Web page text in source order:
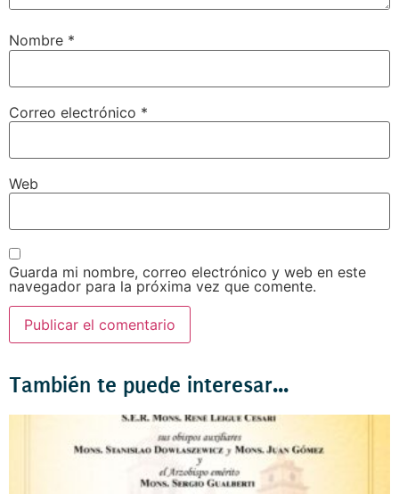
Nombre *
Correo electrónico *
Web
Guarda mi nombre, correo electrónico y web en este
navegador para la próxima vez que comente.
También te puede interesar...